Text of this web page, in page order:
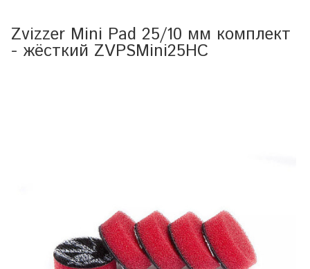
Zvizzer Mini Pad 25/10 мм комплект
- жёсткий ZVPSMini25HC